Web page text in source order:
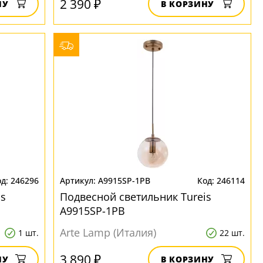
2 390 ₽ В КОРЗИНУ
246296
1 шт.
A9915SP-1PB 246114
Подвесной светильник Tureis
A9915SP-1PB
Arte Lamp (Италия)
22 шт.
3 890 ₽ В КОРЗИНУ